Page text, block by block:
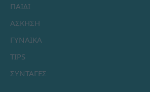
ΠΑΙΔΙ
ΑΣΚΗΣΗ
ΓΥΝΑΙΚΑ
TIPS
ΣΥΝΤΑΓΕΣ